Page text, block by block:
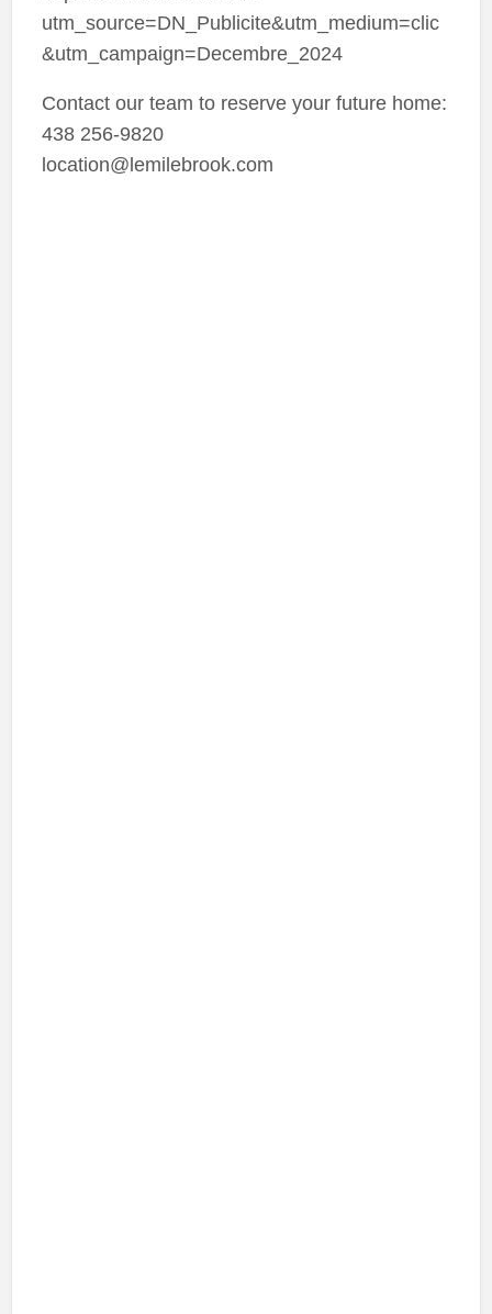
utm_source=DN_Publicite&utm_medium=clic
&utm_campaign=Decembre_2024
Contact our team to reserve your future home:
438 256-9820
location@lemilebrook.com